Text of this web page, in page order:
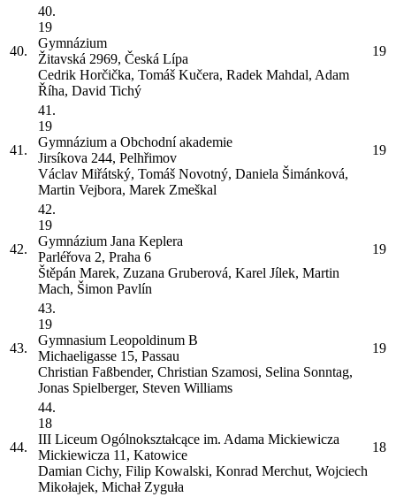
40.
40.
19
Gymnázium
Žitavská 2969, Česká Lípa
Cedrik Horčička, Tomáš Kučera, Radek Mahdal, Adam
Říha, David Tichý
19
41.
41.
19
Gymnázium a Obchodní akademie
Jirsíkova 244, Pelhřimov
Václav Miřátský, Tomáš Novotný, Daniela Šimánková,
Martin Vejbora, Marek Zmeškal
19
42.
42.
19
Gymnázium Jana Keplera
Parléřova 2, Praha 6
Štěpán Marek, Zuzana Gruberová, Karel Jílek, Martin
Mach, Šimon Pavlín
19
43.
43.
19
Gymnasium Leopoldinum B
Michaeligasse 15, Passau
Christian Faßbender, Christian Szamosi, Selina Sonntag,
Jonas Spielberger, Steven Williams
19
44.
44.
18
III Liceum Ogólnokształcące im. Adama Mickiewicza
Mickiewicza 11, Katowice
Damian Cichy, Filip Kowalski, Konrad Merchut, Wojciech
Mikołajek, Michał Zyguła
18